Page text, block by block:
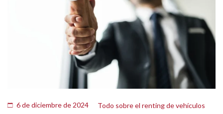
6 de diciembre de 2024 Todo sobre el renting de vehículos